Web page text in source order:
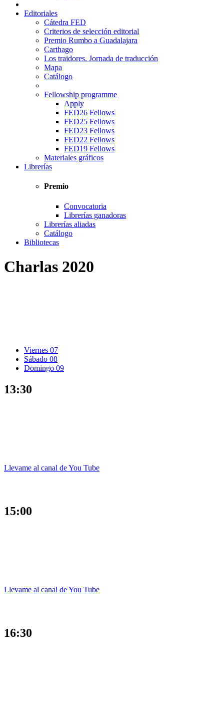
Editoriales
Cátedra FED
Criterios de selección editorial
Premio Rumbo a Guadalajara
Carthago
Los traidores. Jornada de traducción
Mapa
Catálogo
Fellowship programme
Apply
FED26 Fellows
FED25 Fellows
FED23 Fellows
FED22 Fellows
FED19 Fellows
Materiales gráficos
Librerías
Premio
Convocatoria
Librerías ganadoras
Librerías aliadas
Catálogo
Bibliotecas
Charlas 2020
Viernes 07
Sábado 08
Domingo 09
13:30
Llevame al canal de You Tube
15:00
Llevame al canal de You Tube
16:30